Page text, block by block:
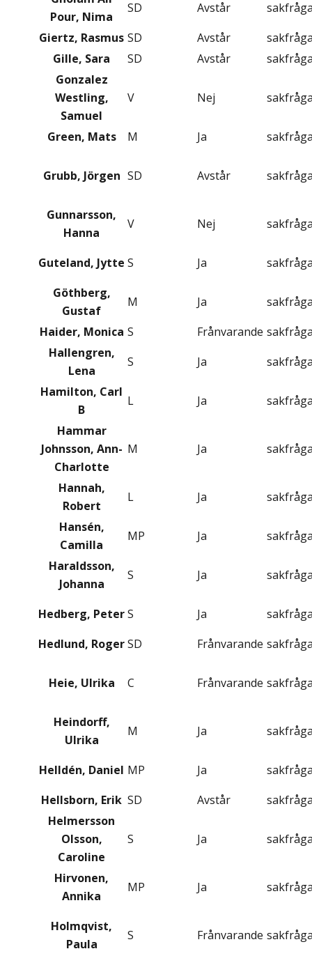
Pour, Nima
SD Avstår
Giertz, Rasmus SD Avstår
Gille, Sara
SD Avstår
Gonzalez
Westling,
Samuel
V Nej
Green, Mats M Ja
Grubb, Jörgen SD Avstår
Gunnarsson,
Hanna
V Nej
Guteland, Jytte S Ja
Göthberg,
Gustaf
M Ja
Haider, Monica S Frånvarande
Hallengren,
Lena
S Ja
Hamilton, Carl
B
L Ja
Hammar
Johnsson, Ann-
Charlotte
M Ja
Hannah,
Robert
L Ja
Hansén,
Camilla
MP Ja
Haraldsson,
Johanna
S Ja
Hedberg, PeterS Ja
Hedlund, RogerSD Frånvarande
Heie, Ulrika C Frånvarande
Heindorff,
Ulrika
M Ja
Helldén, Daniel MP Ja
Hellsborn, Erik SD Avstår
Helmersson
Olsson,
Caroline
S Ja
Hirvonen,
Annika
MP Ja
Holmqvist,
Paula
S Frånvarande